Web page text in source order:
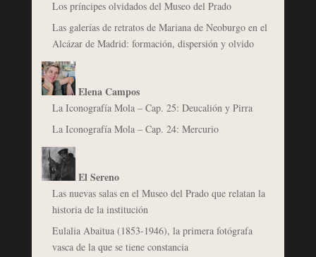
Los príncipes olvidados del Museo del Prado
Las galerías de retratos de Mariana de Neoburgo en el
Alcázar de Madrid: formación, dispersión y olvido
Elena Campos
La Iconografía Mola – Cap. 25: Deucalión y Pirra
La Iconografía Mola – Cap. 24: Mercurio
El Sereno
Las nuevas salas en el Museo del Prado que relatan la
historia de la institución
Eulalia Abaitua (1853-1946), la primera fotógrafa
vasca de la que se tiene constancia